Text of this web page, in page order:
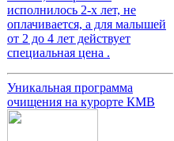
исполнилось 2-х лет, не
оплачивается, а для малышей
от 2 до 4 лет действует
специальная цена .
Уникальная программа
очищения на курорте КМВ